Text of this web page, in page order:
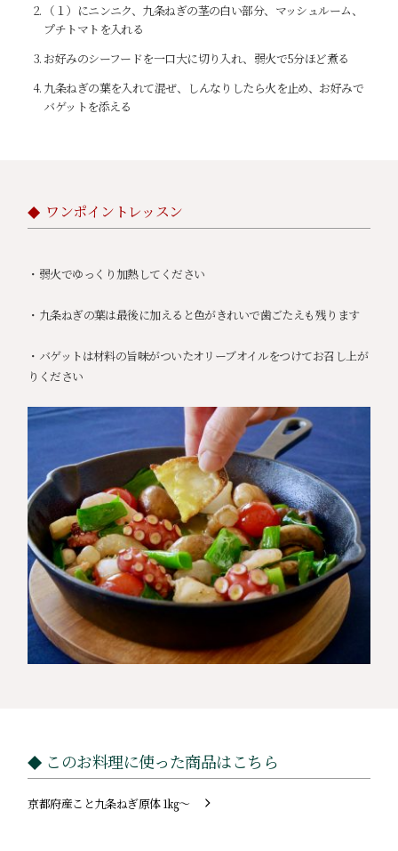
（１）にニンニク、九条ねぎの茎の白い部分、マッシュルーム、
プチトマトを入れる
お好みのシーフードを一口大に切り入れ、弱火で5分ほど煮る
九条ねぎの葉を入れて混ぜ、しんなりしたら火を止め、お好みで
バゲットを添える
ワンポイントレッスン
・弱火でゆっくり加熱してください
・九条ねぎの葉は最後に加えると色がきれいで歯ごたえも残ります
・バゲットは材料の旨味がついたオリーブオイルをつけてお召し上が
りください
このお料理に使った商品はこちら
京都府産こと九条ねぎ原体 1㎏～